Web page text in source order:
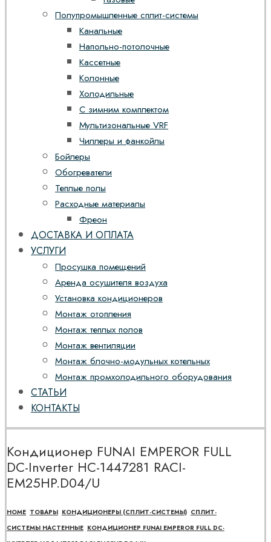
Полупромышленные сплит-системы
Канальные
Напольно-потолочные
Кассетные
Колонные
Холодильные
С зимним комплектом
Мультизональные VRF
Чиллеры и фанкойлы
Бойлеры
Обогреватели
Теплые полы
Расходные материалы
Фреон
ДОСТАВКА И ОПЛАТА
УСЛУГИ
Просушка помещений
Аренда осушителя воздуха
Установка кондиционеров
Монтаж отопления
Монтаж теплых полов
Монтаж вентиляции
Монтаж блочно-модульных котельных
Монтаж промхолодильного оборудования
СТАТЬИ
КОНТАКТЫ
Кондиционер FUNAI EMPEROR FULL
DC-Inverter НС-1447281 RACI-
EM25HP.D04/U
HOME ТОВАРЫ КОНДИЦИОНЕРЫ (СПЛИТ-СИСТЕМЫ) СПЛИТ-
СИСТЕМЫ НАСТЕННЫЕ КОНДИЦИОНЕР FUNAI EMPEROR FULL DC-